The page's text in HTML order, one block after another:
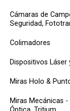
Cámaras de
Seguridad,
Colimadores
Dispositivos Láser
Miras Holo &
Miras Mecánicas